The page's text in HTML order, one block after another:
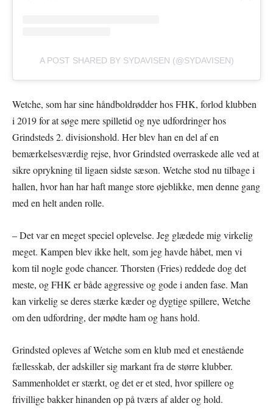
A POST SHARED BY SYDAVISEN (@SYDAVISEN)
Wetche, som har sine håndboldrødder hos FHK, forlod klubben
i 2019 for at søge mere spilletid og nye udfordringer hos
Grindsteds 2. divisionshold. Her blev han en del af en
bemærkelsesværdig rejse, hvor Grindsted overraskede alle ved at
sikre oprykning til ligaen sidste sæson. Wetche stod nu tilbage i
hallen, hvor han har haft mange store øjeblikke, men denne gang
med en helt anden rolle.
– Det var en meget speciel oplevelse. Jeg glædede mig virkelig
meget. Kampen blev ikke helt, som jeg havde håbet, men vi
kom til nogle gode chancer. Thorsten (Fries) reddede dog det
meste, og FHK er både aggressive og gode i anden fase. Man
kan virkelig se deres stærke kæder og dygtige spillere, Wetche
om den udfordring, der mødte ham og hans hold.
Grindsted opleves af Wetche som en klub med et enestående
fællesskab, der adskiller sig markant fra de større klubber.
Sammenholdet er stærkt, og det er et sted, hvor spillere og
frivillige bakker hinanden op på tværs af alder og hold.